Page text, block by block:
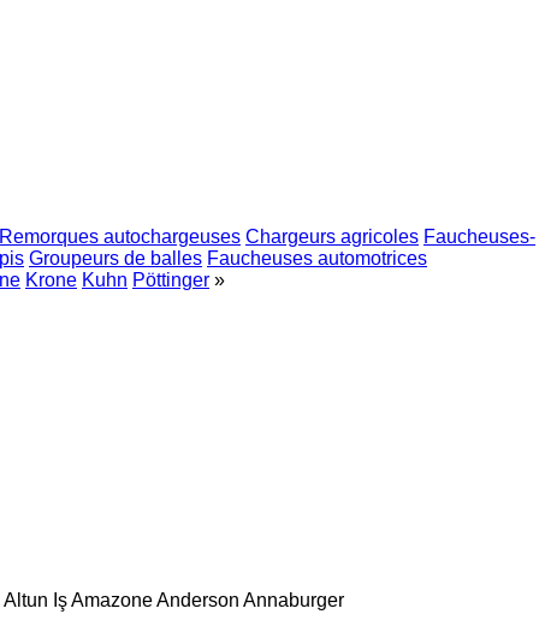
Remorques autochargeuses Chargeurs agricoles Faucheuses-
Groupeurs de balles Faucheuses automotrices
Krone Kuhn Pöttinger »
Altun IşAmazoneAnderson Annaburger